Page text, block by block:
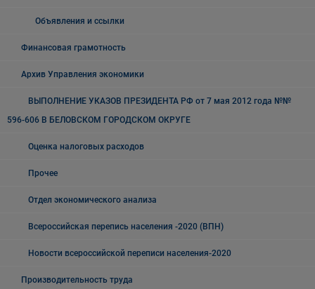
Объявления и ссылки
Финансовая грамотность
Архив Управления экономики
ВЫПОЛНЕНИЕ УКАЗОВ ПРЕЗИДЕНТА РФ от 7 мая 2012 года №№
596-606 В БЕЛОВСКОМ ГОРОДСКОМ ОКРУГЕ
Оценка налоговых расходов
Прочее
Отдел экономического анализа
Всероссийская перепись населения -2020 (ВПН)
Новости всероссийской переписи населения-2020
Производительность труда